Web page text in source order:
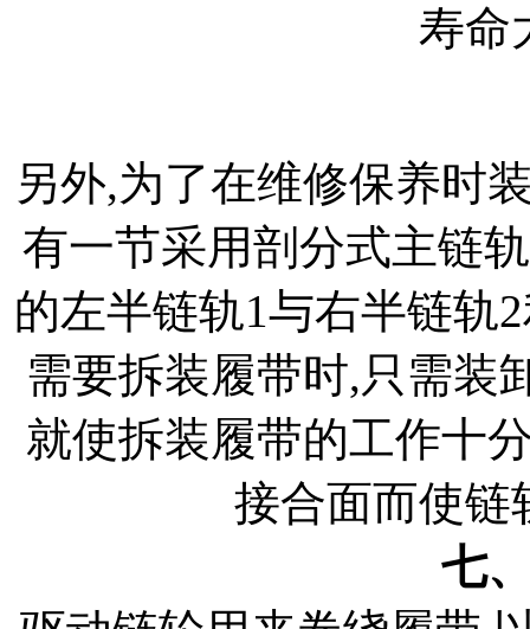
寿命
另外,为了在维修保养时
有一节采用剖分式主链
的左半链轨1与右半链轨
需要拆装履带时,只需装
就使拆装履带的工作十
接合面而使链
七